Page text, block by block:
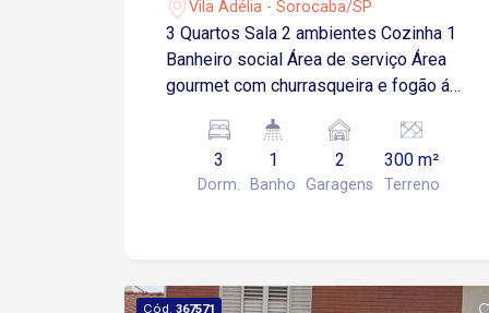
Vila Adélia - Sorocaba/SP
3 Quartos Sala 2 ambientes Cozinha 1
Banheiro social Área de serviço Área
gourmet com churrasqueira e fogão á
garagens cobertas Localização: Fácil
acesso ao centro, próximo de
supermercados, escolas, academias,
3
Dorm.
1
Banho
2
Garagens
300 m²
Terreno
Cód. 367571